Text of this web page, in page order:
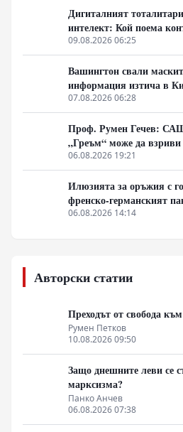
Дигиталният
интелект: Кой поема
управление
09.08.2026 06:25
Вашингтон свали
информация изтича в
американски сателити е
07.08.2026 06:28
Проф. Румен Гечев:
„Греъм“ може да взриви
икономика!
06.08.2026 19:21
Илюзията за оръжия с
френско-германският
индустриална стена
06.08.2026 14:14
Авторски статии
Преходът от свобода
Румен Петков
10.08.2026 09:50
Защо днешните леви се
марксизма?
Панко Анчев
06.08.2026 07:38